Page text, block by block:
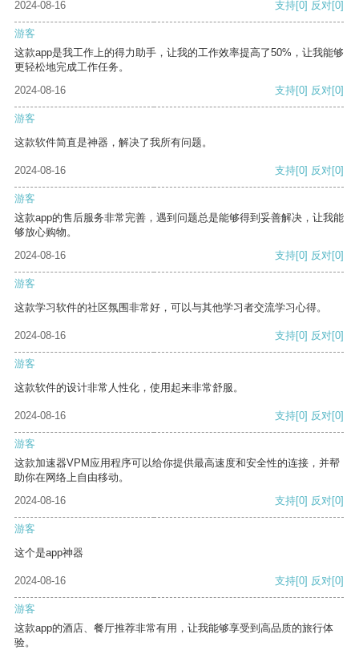
2024-08-16 支持[0] 反对[0]
游客
这款app是我工作上的得力助手，让我的工作效率提高了50%，让我能够
更轻松地完成工作任务。
2024-08-16
支持[0] 反对[0]
游客
这款软件简直是神器，解决了我所有问题。
2024-08-16 支持[0] 反对[0]
游客
这款app的售后服务非常完善，遇到问题总是能够得到妥善解决，让我能
够放心购物。
2024-08-16
支持[0] 反对[0]
游客
这款学习软件的社区氛围非常好，可以与其他学习者交流学习心得。
2024-08-16 支持[0] 反对[0]
游客
这款软件的设计非常人性化，使用起来非常舒服。
2024-08-16 支持[0] 反对[0]
游客
这款加速器VPM应用程序可以给你提供最高速度和安全性的连接，并帮
助你在网络上自由移动。
2024-08-16
支持[0] 反对[0]
游客
这个是app神器
2024-08-16 支持[0] 反对[0]
游客
这款app的酒店、餐厅推荐非常有用，让我能够享受到高品质的旅行体
验。